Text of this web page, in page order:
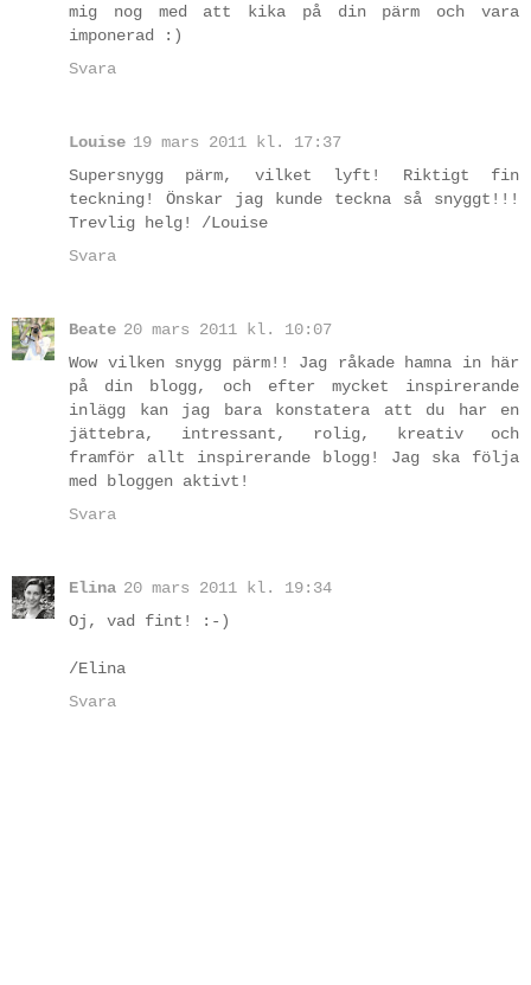
mig nog med att kika på din pärm och vara
imponerad :)
Svara
Louise 19 mars 2011 kl. 17:37
Supersnygg pärm, vilket lyft! Riktigt fin
teckning! Önskar jag kunde teckna så snyggt!!!
Trevlig helg! /Louise
Svara
Beate 20 mars 2011 kl. 10:07
Wow vilken snygg pärm!! Jag råkade hamna in här
på din blogg, och efter mycket inspirerande
inlägg kan jag bara konstatera att du har en
jättebra, intressant, rolig, kreativ och
framför allt inspirerande blogg! Jag ska följa
med bloggen aktivt!
Svara
Elina 20 mars 2011 kl. 19:34
Oj, vad fint! :-)
/Elina
Svara